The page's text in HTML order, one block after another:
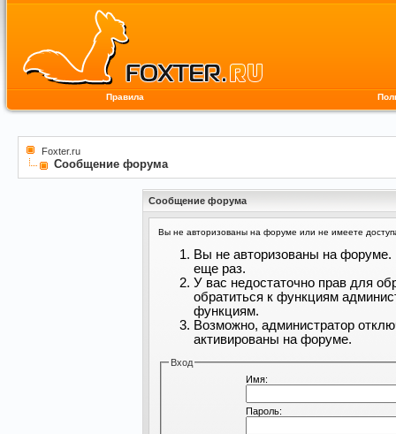
Правила
Foxter.ru
Сообщение форума
Сообщение форума
Вы не авторизованы на форуме или не имеете
Вы не авторизованы на форуме.
еще раз.
У вас недостаточно прав для
обратиться к функциям
функциям.
Возможно, администратор
активированы на форуме.
Вход
Имя:
Пароль: